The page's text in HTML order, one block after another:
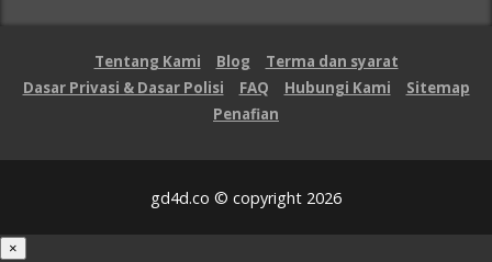
Tentang Kami Blog
Terma dan syarat
Dasar Privasi & Dasar Polisi
FAQ Hubungi Kami
Sitemap
Penafian
gd4d.co © copyright 2026
×